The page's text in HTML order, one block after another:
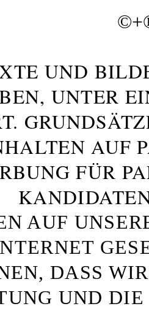
©+
UND
UNTER
AUF
FÜR
AUF
DASS
UND